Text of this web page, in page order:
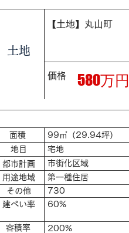
価格 580万円
​面積
99㎡（29.94坪）
​地目
宅地
​都市計画
市街化区域
​用途地域
第一種住居
​その他
730
​建ぺい率
60%
​容積率 200%
​土地
【土地】丸山町